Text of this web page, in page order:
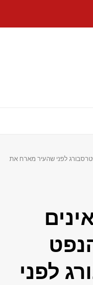
לפני שהעיר מארח את
לפני